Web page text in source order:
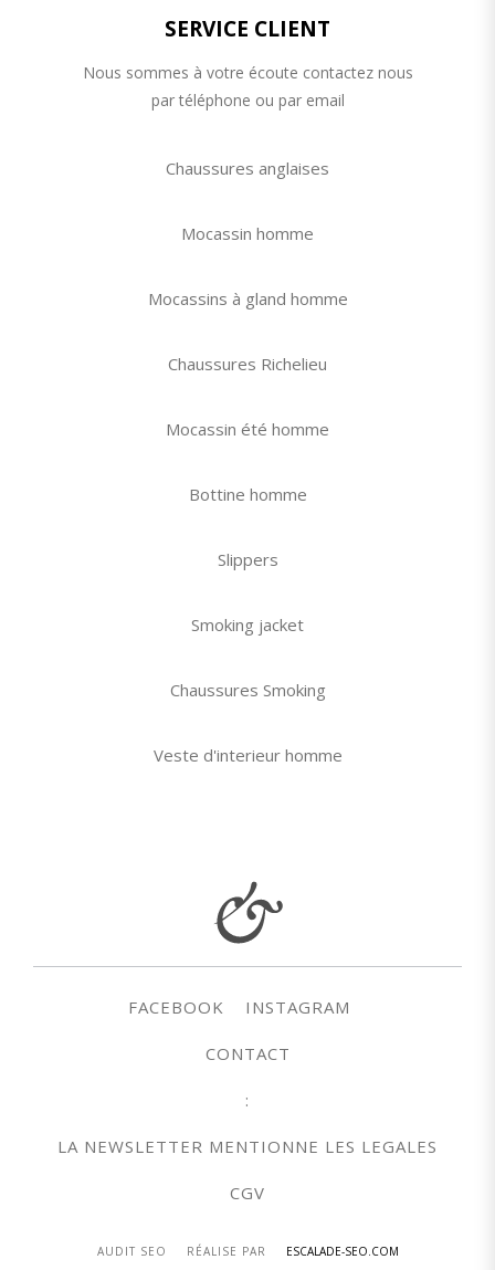
SERVICE CLIENT
Nous sommes à votre écoute contactez nous
par téléphone ou par email
Chaussures anglaises
Mocassin homme
Mocassins à gland homme
Chaussures Richelieu
Mocassin été homme
Bottine homme
Slippers
Smoking jacket
Chaussures Smoking
Veste d'interieur homme
FACEBOOK INSTAGRAM
CONTACT
:
LA NEWSLETTER MENTIONNE LES LEGALES
CGV
AUDIT SEO RÉALISE PAR ESCALADE-SEO.COM